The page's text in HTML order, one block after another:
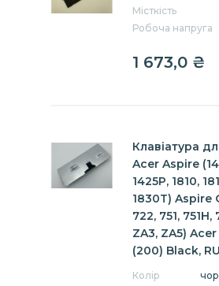
Місткість
Робоча напруга
1 673,0 ₴
Клавіатура
Acer Aspire
1425P, 1810,
1830T) Aspire
722, 751, 751H,
ZA3, ZA5)
(200) Black,
Колір